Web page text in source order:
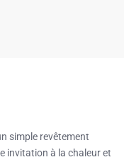
simple revêtement
invitation à la chaleur et